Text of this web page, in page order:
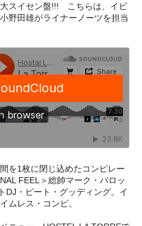
スイセン盤!!! こちらは、イビ
野田雄がライナーノーツを担当
を1枚に閉じ込めたコンピレー
FEEL＞総帥マーク・バロッ
DJ・ピート・グッディング。イ
ムレス・コンピ。